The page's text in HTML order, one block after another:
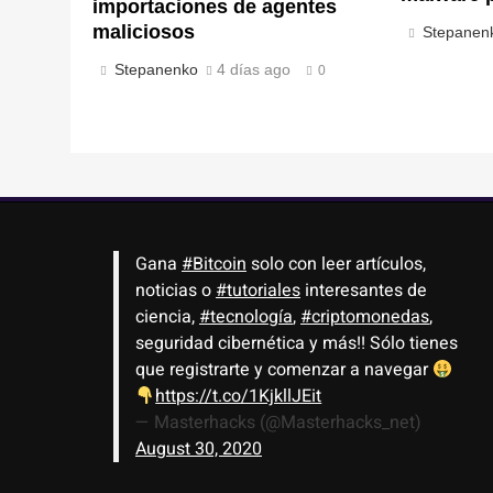
importaciones de agentes
maliciosos
Stepanenko 4 días ago 0
Gana #Bitcoinsolo con leer artículos,
noticias o#tutoriales interesantes de
ciencia,#tecnología,#criptomonedas,
seguridad cibernética y más!! Sólo tienes
que registrarte y comenzar a navegar
https://t.co/1KjkllJEit
— Masterhacks (@Masterhacks_net)
August 30, 2020